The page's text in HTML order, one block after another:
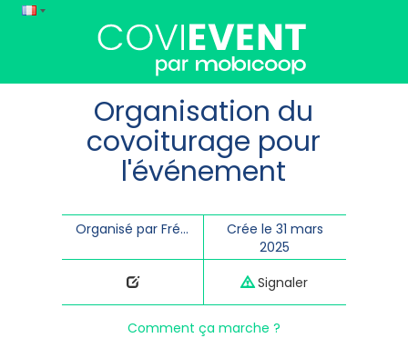
Organisation du
covoiturage pour
l'événement
Organisé par Frédéric Rottier
Crée le 31 mars
2025
Signaler
Comment ça marche ?